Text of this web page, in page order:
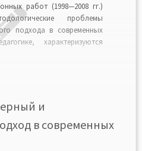
работ (1998—2008 гг.)
проблемы
подхода в современных
характеризуются
и
в современных